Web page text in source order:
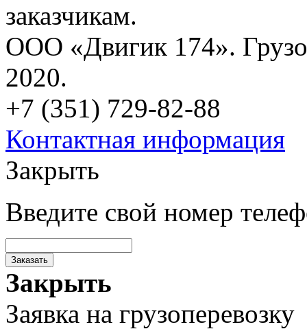
заказчикам.
ООО «Двигик 174».
2020.
+7 (351) 729-82-88
Контактная информация
Закрыть
Введите свой номер
Заказать
Закрыть
Заявка на грузоперевозку